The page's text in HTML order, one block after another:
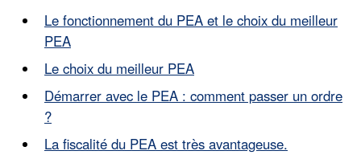
Le fonctionnement du PEA et le choix du meilleur
PEA
Le choix du meilleur PEA
Démarrer avec le PEA : comment passer un ordre
?
La fiscalité du PEA est très avantageuse.